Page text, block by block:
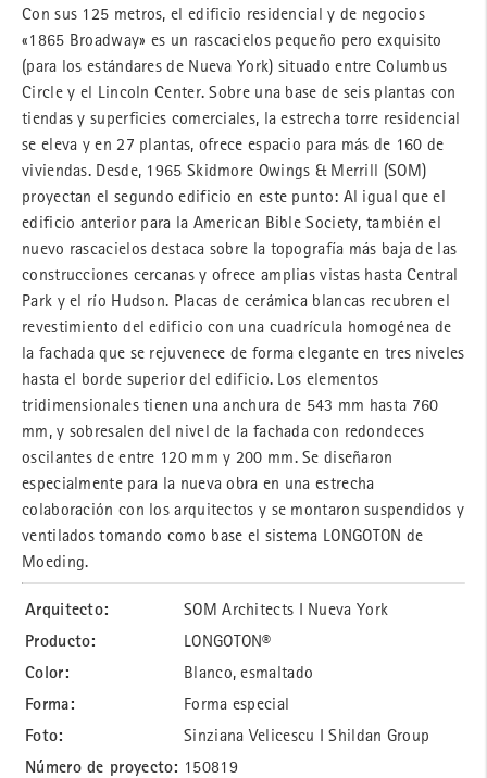
Con sus 125 metros, el edificio residencial y de negocios
«1865 Broadway» es un rascacielos pequeño pero exquisito
(para los estándares de Nueva York) situado entre Columbus
Circle y el Lincoln Center. Sobre una base de seis plantas con
tiendas y superficies comerciales, la estrecha torre residencial
se eleva y en 27 plantas, ofrece espacio para más de 160 de
viviendas. Desde, 1965 Skidmore Owings & Merrill (SOM)
proyectan el segundo edificio en este punto: Al igual que el
edificio anterior para la American Bible Society, también el
nuevo rascacielos destaca sobre la topografía más baja de las
construcciones cercanas y ofrece amplias vistas hasta Central
Park y el río Hudson. Placas de cerámica blancas recubren el
revestimiento del edificio con una cuadrícula homogénea de
la fachada que se rejuvenece de forma elegante en tres niveles
hasta el borde superior del edificio. Los elementos
tridimensionales tienen una anchura de 543 mm hasta 760
mm, y sobresalen del nivel de la fachada con redondeces
oscilantes de entre 120 mm y 200 mm. Se diseñaron
especialmente para la nueva obra en una estrecha
colaboración con los arquitectos y se montaron suspendidos y
ventilados tomando como base el sistema LONGOTON de
Moeding.
Arquitecto: SOM Architects I Nueva York
Producto: LONGOTON®
Color: Blanco, esmaltado
Forma: Forma especial
Foto: Sinziana Velicescu I Shildan Group
Número de proyecto: 150819